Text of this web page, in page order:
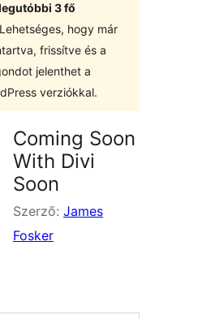
3 fő
hogy már
frissítve és a
jelenthet a
verziókkal.
Coming Soon
With Divi
Soon
Szerző: James
Fosker